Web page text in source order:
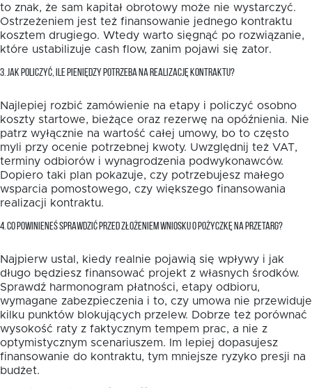
to znak, że sam kapitał obrotowy może nie wystarczyć.
Ostrzeżeniem jest też finansowanie jednego kontraktu
kosztem drugiego. Wtedy warto sięgnąć po rozwiązanie,
które ustabilizuje cash flow, zanim pojawi się zator.
3. JAK POLICZYĆ, ILE PIENIĘDZY POTRZEBA NA REALIZACJĘ KONTRAKTU?
Najlepiej rozbić zamówienie na etapy i policzyć osobno
koszty startowe, bieżące oraz rezerwę na opóźnienia. Nie
patrz wyłącznie na wartość całej umowy, bo to często
myli przy ocenie potrzebnej kwoty. Uwzględnij też VAT,
terminy odbiorów i wynagrodzenia podwykonawców.
Dopiero taki plan pokazuje, czy potrzebujesz małego
wsparcia pomostowego, czy większego finansowania
realizacji kontraktu.
4. CO POWINIENEŚ SPRAWDZIĆ PRZED ZŁOŻENIEM WNIOSKU O POŻYCZKĘ NA PRZETARG?
Najpierw ustal, kiedy realnie pojawią się wpływy i jak
długo będziesz finansować projekt z własnych środków.
Sprawdź harmonogram płatności, etapy odbioru,
wymagane zabezpieczenia i to, czy umowa nie przewiduje
kilku punktów blokujących przelew. Dobrze też porównać
wysokość raty z faktycznym tempem prac, a nie z
optymistycznym scenariuszem. Im lepiej dopasujesz
finansowanie do kontraktu, tym mniejsze ryzyko presji na
budżet.